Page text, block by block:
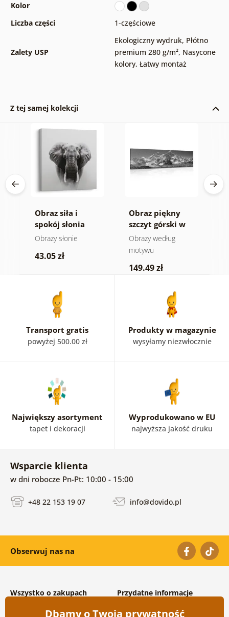
Kolor
Liczba części
1-częściowe
Zalety USP
Ekologiczny wydruk, Płótno
premium 280 g/m², Nasycone
kolory, Łatwy montaż
Z tej samej kolekcji
Obraz siła i
spokój słonia
Obrazy słonie
43.05 zł
Obraz piękny
szczyt górski w
wersji czarno-
białej
Obrazy według
motywu
149.49 zł
Transport gratis
powyżej 500.00 zł
Produkty w magazynie
wysyłamy niezwłocznie
Największy asortyment
tapet i dekoracji
Wyprodukowano w EU
najwyższa jakość druku
Wsparcie klienta
w dni robocze Pn-Pt: 10:00 - 15:00
+48 22 153 19 07 info@dovido.pl
Obserwuj nas na
Wszystko o zakupach
Warunki handlowe i
Przydatne informacje
Dbamy o Twoją prywatność